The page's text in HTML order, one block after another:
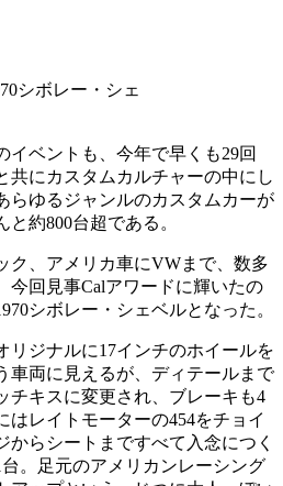
シボレー・シェ
イベントも、今年で早くも29回
共にカスタムカルチャーの中にし
らゆるジャンルのカスタムカーが
約800台超である。
ク、アメリカ車にVWまで、数多
今回見事Calアワードに輝いたの
シボレー・シェベルとなった。
リジナルに17インチのホイールを
車両に見えるが、ディテールまで
チキスに変更され、ブレーキも4
はレイトモーターの454をチョイ
からシートまですべて入念につく
。足元のアメリカンレーシング